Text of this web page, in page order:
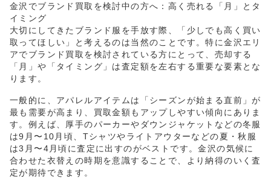
金沢でブランド買取を検討中の方へ：高く売れる「月」とタ
イミング
大切にしてきたブランド服を手放す際、「少しでも高く買い
取ってほしい」と考えるのは当然のことです。特に金沢エリ
アでブランド買取を検討されている方にとって、売却する
「月」や「タイミング」は査定額を左右する重要な要素とな
ります。
一般的に、アパレルアイテムは「シーズンが始まる直前」が
最も需要が高まり、買取金額もアップしやすい傾向にありま
す。例えば、厚手のパーカーやダウンジャケットなどの冬服
は9月〜10月頃、Tシャツやライトアウターなどの夏・秋服
は3月〜4月頃に査定に出すのがベストです。金沢の気候に
合わせた衣替えの時期を意識することで、より納得のいく査
定が期待できます。